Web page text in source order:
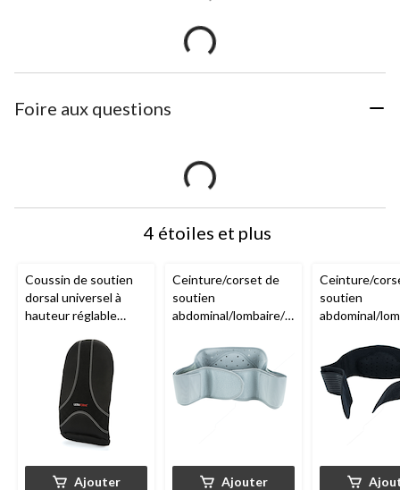
Foire aux questions
4 étoiles et plus
Coussin de soutien
dorsal universel à
hauteur réglable
chaise de
bureau/maison/voitur
Ajouter
Ceinture/corset de
soutien
abdominal/lombaire/b
à l'airObusForme
pour femmes, moyen
Ajouter
Ceinture/
soutien
abdominal/
à l'air
pour